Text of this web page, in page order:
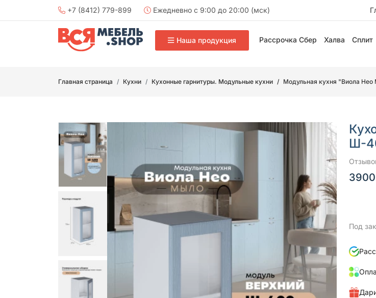
+7 (8412) 779-899 Ежедневно с 9:00 до 20:00 (мск)
Наша продукция Рассрочка Сбер Халва Сплит
Главная страница Кухни Кухонные гарнитуры. Модульные кухни Модульная кухня "Виола
Ш-
Под